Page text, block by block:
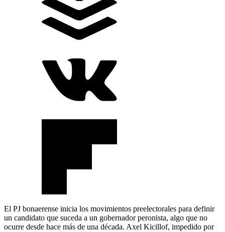
El PJ bonaerense inicia los movimientos preelectorales para definir
un candidato que suceda a un gobernador peronista, algo que no
ocurre desde hace más de una década. Axel Kicillof, impedido por